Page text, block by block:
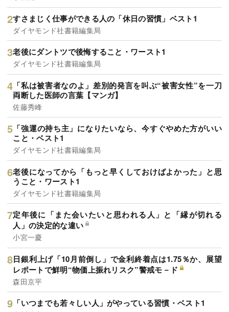
すさまじく仕事ができる人の「休日の習慣」ベスト1
ダイヤモンド社書籍編集局
老後にダントツで後悔すること・ワースト1
ダイヤモンド社書籍編集局
「私は被害者なのよ」差別的発言を叫ぶ“被害女性”を一刀
両断した医師の言葉【マンガ】
佐藤秀峰
「強運の持ち主」になりたいなら、今すぐやめた方がいい
こと・ベスト1
ダイヤモンド社書籍編集局
老後になってから「もっと早くしておけばよかった」と思
うこと・ワースト1
ダイヤモンド社書籍編集局
定年後に「また会いたいと思われる人」と「縁が切れる
人」の決定的な違い
小宮一慶
日銀利上げ「10月前倒し」で金利終着点は1.75％か、展望
レポートで鮮明“物価上振れリスク”警戒モ－ド
森田京平
「いつまでも若々しい人」がやっている習慣・ベスト1